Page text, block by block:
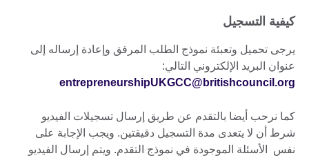
كيفية التسجيل
يرجى تحميل وتعبئة نموذج الطلب المرفق وإعادة إرساله إلى
عنوان البريد الإلكتروني التالي:
entrepreneurshipUKGCC@britishcouncil.org
كما نرحب أيضا بالتقدم عن طريق إرسال تسجيلات الفيديو
شرط أن لا يتعدى مدة التسجيل دقيقتين. ويجب الإجابة على
نفس الأسئلة الموجودة في نموذج التقدم. ويتم إرسال الفيديو